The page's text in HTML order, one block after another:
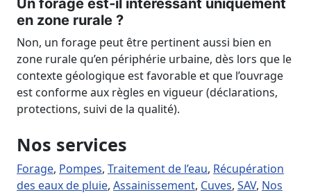
Un forage est‑il intéressant uniquement
en zone rurale ?
Non, un forage peut être pertinent aussi bien en
zone rurale qu’en périphérie urbaine, dès lors que le
contexte géologique est favorable et que l’ouvrage
est conforme aux règles en vigueur (déclarations,
protections, suivi de la qualité).
Nos services
Forage, Pompes, Traitement de l’eau, Récupération
des eaux de pluie, Assainissement, Cuves, SAV, Nos